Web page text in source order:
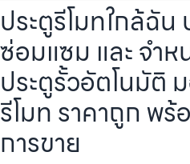
ประตูรีโมทใกล้ฉั
ซ่อมแซม และ จำห
ประตูรั้วอัตโนมัติ
รีโมท ราคาถูก พ
การขาย